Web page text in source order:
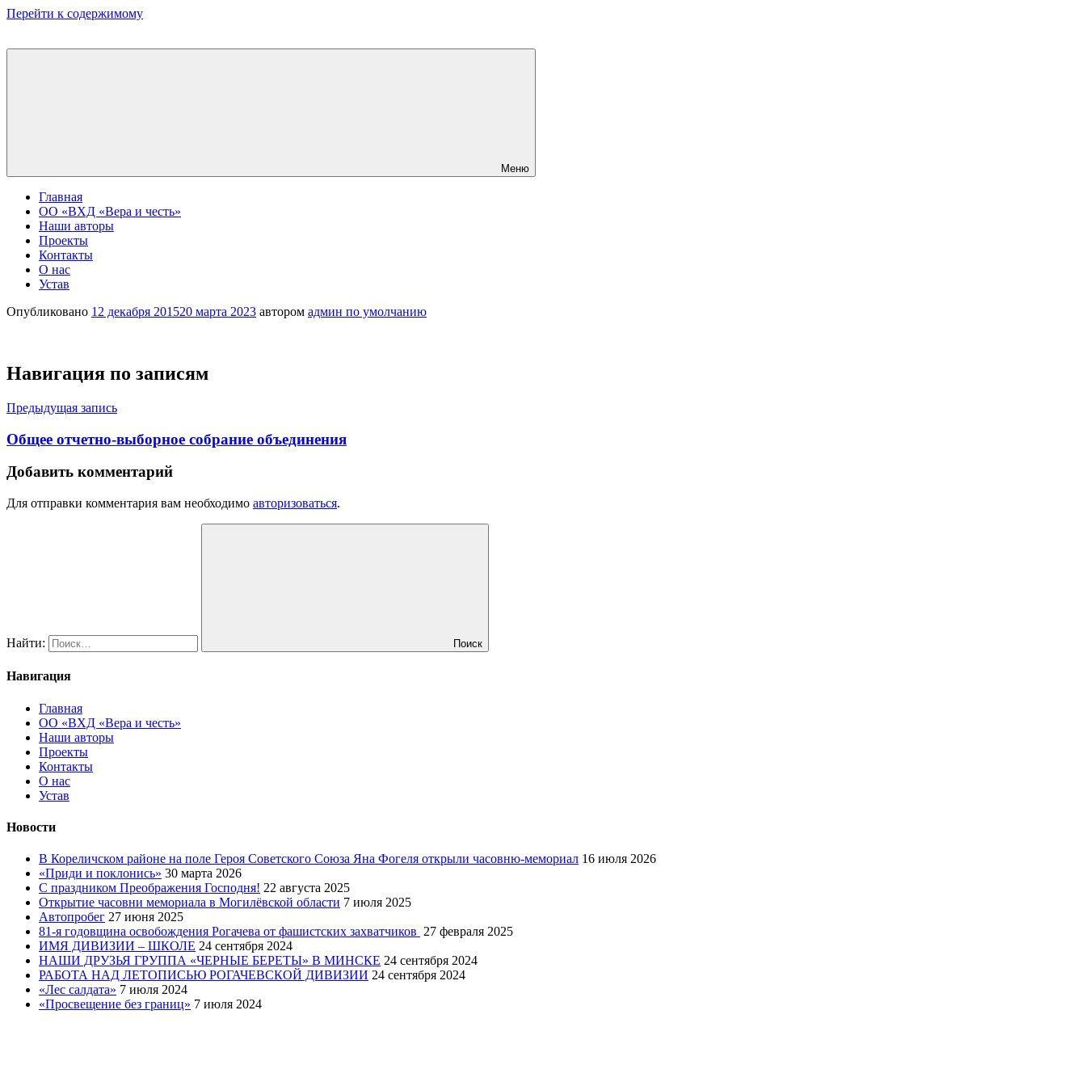
Перейти к содержимому
Меню
Главная
ОО «ВХД «Вера и честь»
Наши авторы
Проекты
Контакты
О нас
Устав
Опубликовано 12 декабря 201520 марта 2023 автором админ по умолчанию
Навигация по записям
Предыдущая запись
Общее отчетно-выборное собрание объединения
Добавить комментарий
Для отправки комментария вам необходимо авторизоваться.
Найти: Поиск
Навигация
Главная
ОО «ВХД «Вера и честь»
Наши авторы
Проекты
Контакты
О нас
Устав
Новости
В Кореличском районе на поле Героя Советского Союза Яна Фогеля открыли часовню-мемориал 16 июля 2026
«Приди и поклонись» 30 марта 2026
C праздником Преображения Господня! 22 августа 2025
Открытие часовни мемориала в Могилёвской области 7 июля 2025
Автопробег 27 июня 2025
81-я годовщина освобождения Рогачева от фашистских захватчиков 27 февраля 2025
ИМЯ ДИВИЗИИ – ШКОЛЕ 24 сентября 2024
НАШИ ДРУЗЬЯ ГРУППА «ЧЕРНЫЕ БЕРЕТЫ» В МИНСКЕ 24 сентября 2024
РАБОТА НАД ЛЕТОПИСЬЮ РОГАЧЕВСКОЙ ДИВИЗИИ 24 сентября 2024
«Лес салдата» 7 июля 2024
«Просвещение без границ» 7 июля 2024